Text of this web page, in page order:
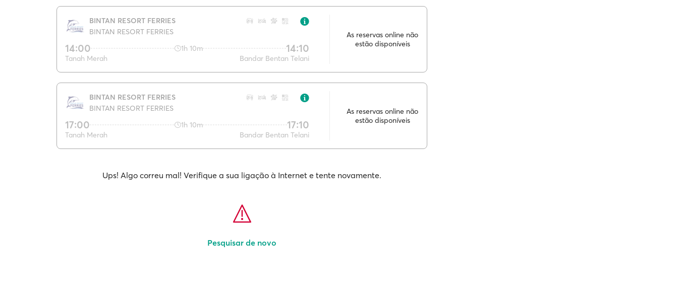
BINTAN RESORT FERRIES
BINTAN RESORT FERRIES
14:00 1h 10m 14:10
Tanah Merah Bandar Bentan Telani
As reservas online não
estão disponíveis
BINTAN RESORT FERRIES
BINTAN RESORT FERRIES
17:00 1h 10m 17:10
Tanah Merah Bandar Bentan Telani
As reservas online não
estão disponíveis
Ups! Algo correu mal! Verifique a sua ligação à Internet e tente novamente.
Pesquisar de novo